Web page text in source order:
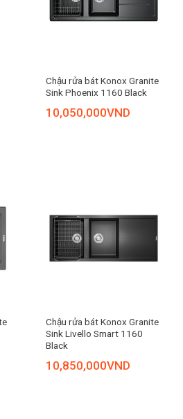
Chậu rửa bát Konox Granite
Sink Phoenix 1160 Black
10,050,000VND
Chậu rửa bát Konox Granite
Sink Livello Smart 1160
Black
10,850,000VND